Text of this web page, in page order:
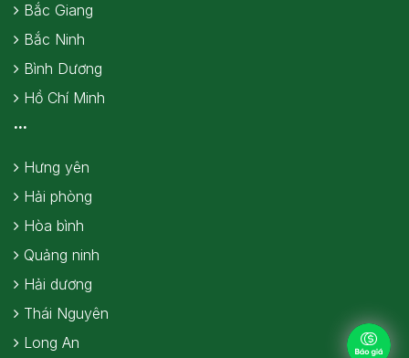
Bắc Giang
Bắc Ninh
Bình Dương
Hồ Chí Minh
...
Hưng yên
Hải phòng
Hòa bình
Quảng ninh
Hải dương
Thái Nguyên
Long An